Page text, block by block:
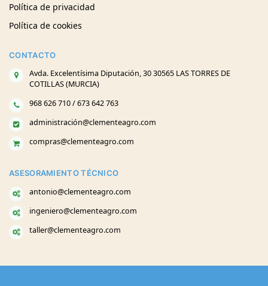
Política de privacidad
Política de cookies
CONTACTO
Avda. Excelentísima Diputación, 30 30565 LAS TORRES DE
COTILLAS (MURCIA)
968 626 710 / 673 642 763
administración@clementeagro.com
compras@clementeagro.com
ASESORAMIENTO TÉCNICO
antonio@clementeagro.com
ingeniero@clementeagro.com
taller@clementeagro.com